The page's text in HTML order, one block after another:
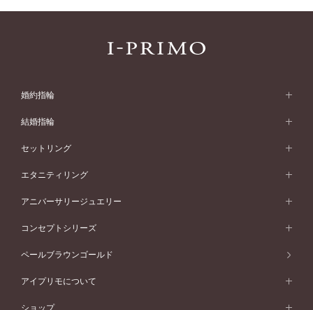
婚約指輪
婚約指輪 (エンゲージリング)
婚約指輪一覧
ピンクゴールド
ペールブラウンゴールド
ウェーブライン
V字ライン
ワンサイドメレ
ダブルサイドメレ
シンプル
フェミニン
モード
50万円台～
40万円台～
結婚指輪
結婚指輪 (マリッジリング)
結婚指輪一覧
ピンクゴールド
ペールブラウンゴールド
ウェーブライン
V字ライン
ワンメレ
セベラルメレ
シンプル
セットリング
セットリング
セットリング一覧
ピンクゴールド
ペールブラウンゴールド
エタニティリング
エタニティリング
エタニティリング一覧
アニバーサリージュエリー
アニバーサリージュエリー
アニバーサリージュエリー一覧
コンセプトシリーズ
コンセプトシリーズ
オリジンビリーフ
ペールブラウンゴールド
アイプリモについて
アイプリモについて
ショップ